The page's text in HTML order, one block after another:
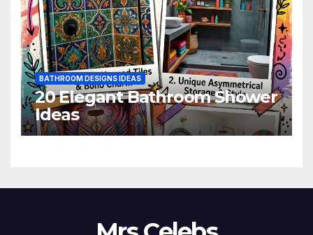
BATHROOM DESIGNS IDEAS
20 Elegant Bathroom Shower
Ideas